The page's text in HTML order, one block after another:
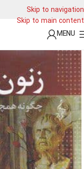
Skip to navigation
Skip to main content
MENU